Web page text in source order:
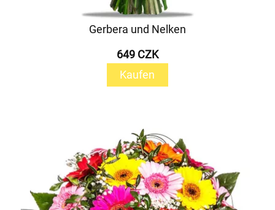
Gerbera und Nelken
649 CZK
Kaufen